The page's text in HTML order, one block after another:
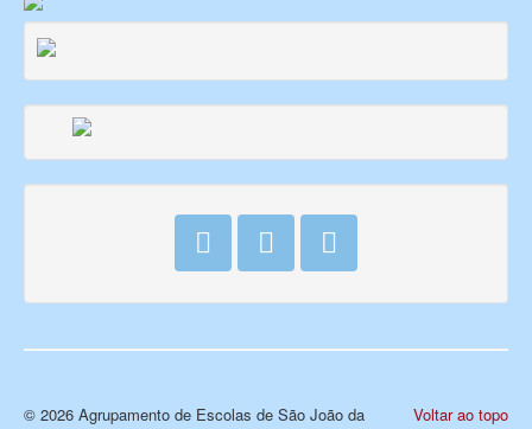
Voltar ao topo
© 2026 Agrupamento de Escolas de São João da